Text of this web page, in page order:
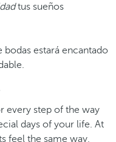
tus sueños
estará encantado
every step of the way
days of your life. At
feel the same way.